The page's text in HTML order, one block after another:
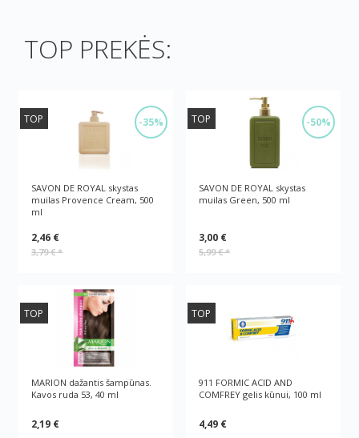
TOP PREKĖS:
-35%
TOP
SAVON DE ROYAL skystas
muilas Provence Cream, 500
ml
2,46 €
3,79 €*
-50%
TOP
SAVON DE ROYAL skystas
muilas Green, 500 ml
3,00 €
5,99 €*
TOP
MARION dažantis šampūnas.
Kavos ruda 53, 40 ml
2,19 €
TOP
911 FORMIC ACID AND
COMFREY gelis kūnui, 100 ml
4,49 €